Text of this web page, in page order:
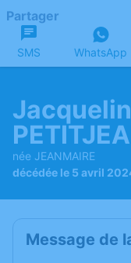
Partager
SMS WhatsApp
née JEANMAIRE
décédée le 5 avril
Message de